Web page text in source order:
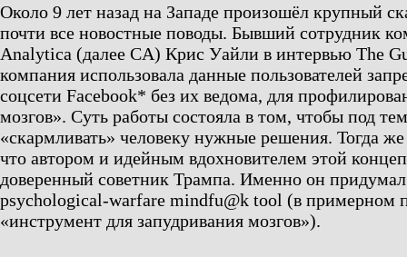
Около 9 лет назад на Западе произошёл крупный
почти все новостные поводы. Бывший сотрудник
Analytica (далее CA) Крис Уайли в интервью The
компания использовала данные пользователей
соцсети Facebook* без их ведома, для
мозгов». Суть работы состояла в том, чтобы под
«скармливать» человеку нужные решения. Тогда
что автором и идейным вдохновителем этой
доверенный советник Трампа. Именно он придумал
psychological-warfare mindfu@k tool (в примерном
«инструмент для запудривания мозгов»).